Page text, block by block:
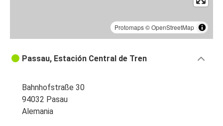
Protomaps©OpenStreetMap
Passau, Estación Central de Tren
Bahnhofstraße 30
94032 Pasau
Alemania